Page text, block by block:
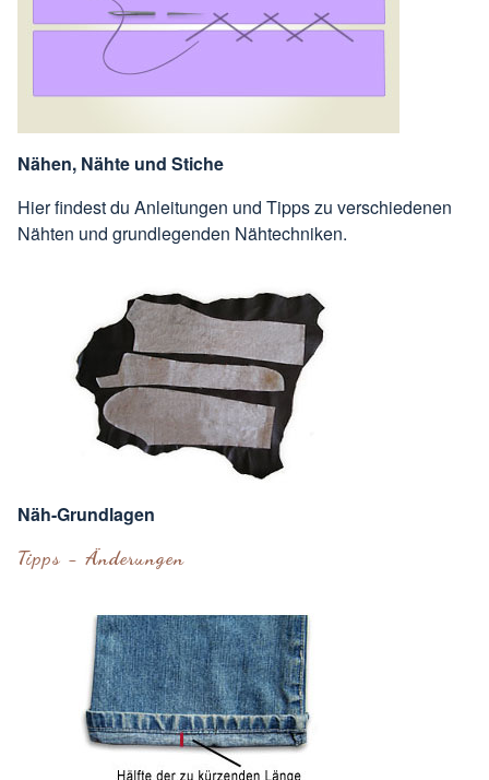
Nähen, Nähte und Stiche
Hier findest du Anleitungen und Tipps zu verschiedenen
Nähten und grundlegenden Nähtechniken.
Näh-Grundlagen
Tipps - Änderungen